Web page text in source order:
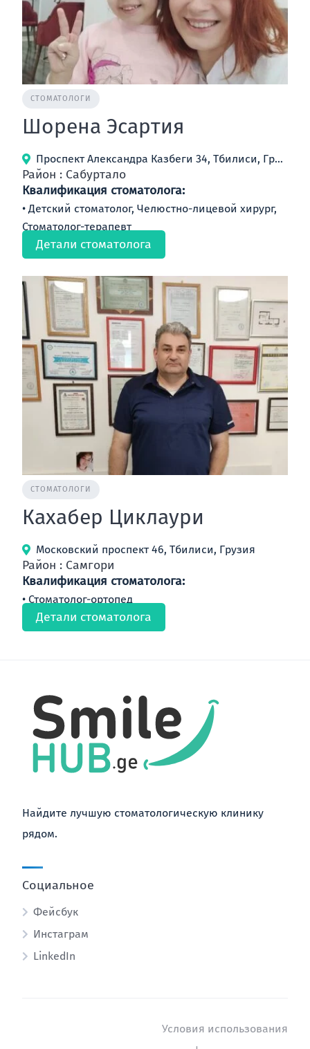
СТОМАТОЛОГИ
Шорена Эсартия
Проспект Александра Казбеги 34, Тбилиси, Грузия
Район : Сабуртало
Квалификация стоматолога:
Детский стоматолог, Челюстно-лицевой хирург,
Стоматолог-терапевт
Детали стоматолога
СТОМАТОЛОГИ
Кахабер Циклаури
Московский проспект 46, Тбилиси, Грузия
Район : Самгори
Квалификация стоматолога:
Стоматолог-ортопед
Детали стоматолога
Найдите лучшую стоматологическую клинику
рядом.
Социальное
Фейсбук
Инстаграм
LinkedIn
Условия использования